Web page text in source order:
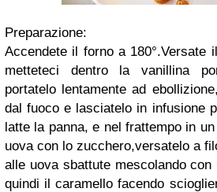
Preparazione:
Accendete il forno a 180°.Versate
metteteci dentro la vanillina
portatelo lentamente ad
dal fuoco e lasciatelo in infusione
latte la panna, e nel frattempo in
uova con lo zucchero,versatelo a
alle uova sbattute mescolando
quindi il caramello facendo